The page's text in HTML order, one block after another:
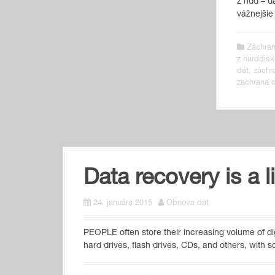
z hdd –
z
dát,
zachrana
Data recovery is a
24. januára 2015 Obnova dát
PEOPLE often store their increasing volume of
hard drives, flash drives, CDs, and others, with